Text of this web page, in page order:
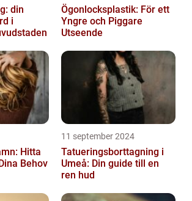
din
i
Ögonlocksplastik: För ett
Yngre och Piggare
Utseende
Hitta
Behov
11 september 2024
Tatueringsborttagning i
Umeå: Din guide till en
ren hud